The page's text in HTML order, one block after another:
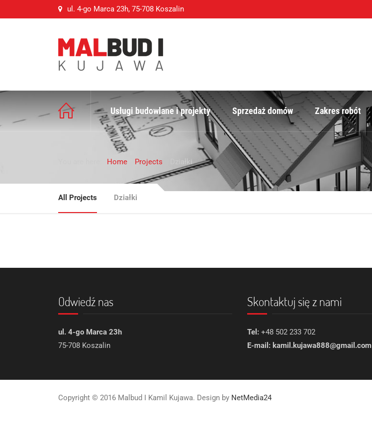
ul. 4-go Marca 23h, 75-708 Koszalin
Usługi budowlane i projekty Sprzedaż domów Zakres robót
Home Projects Działki
All Projects Działki
Odwiedź nas
ul. 4-go Marca 23h
75-708 Koszalin
Skontaktuj się z nami
Tel: +48 502 233 702
E-mail: kamil.kujawa888@gmail.com
Copyright © 2016 Malbud I Kamil Kujawa. Design by NetMedia24